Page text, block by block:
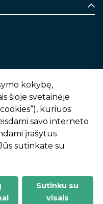
kokybę,
šioje svetainėje
kuriuos
savo interneto
įrašytus
sutinkate su
Sutinku su
visais